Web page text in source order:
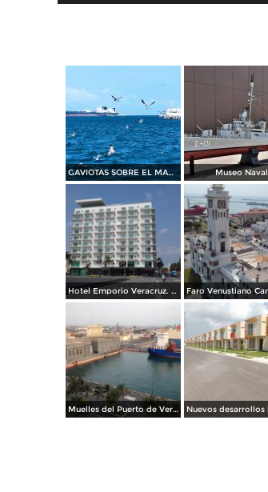
GAVIOTAS SOBRE EL MAR AZUL DE VERACRUZ Museo Naval
Hotel Emporio Veracruz. Mayo/2018
Muelles del Puerto de Veracruz. Junio/2018